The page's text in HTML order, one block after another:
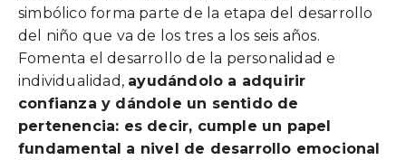
simbólico forma parte de la etapa del desarrollo
del niño que va de los tres a los seis años.
Fomenta el desarrollo de la personalidad e
individualidad, ayudándolo a adquirir
confianza y dándole un sentido de
pertenencia: es decir, cumple un papel
fundamental a nivel de desarrollo emocional